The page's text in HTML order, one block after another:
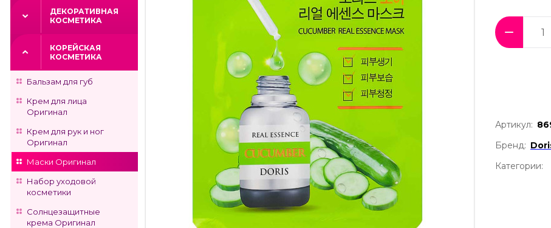
ДЕКОРАТИВНАЯ
КОСМЕТИКА
КОРЕЙСКАЯ
КОСМЕТИКА
Бальзам для губ
Крем для лица
Оригинал
Крем для рук и ног
Оригинал
Маски Оригинал
Набор уходовой
косметики
Солнцезащитные
крема Оригинал
Артикул:
Бренд:
Категории: